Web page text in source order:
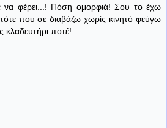
να φέρει...! Πόση ομορφιά! Σου το έχω
που σε διαβάζω χωρίς κινητό φεύγω
κλαδευτήρι ποτέ!